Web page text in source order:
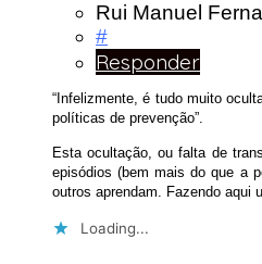
Rui Manuel
#
Responder
“Infelizmente, é tudo muito
políticas de prevenção”.
Esta ocultação, ou falta de
episódios (bem mais do que a
outros aprendam. Fazendo aqui
Loading...